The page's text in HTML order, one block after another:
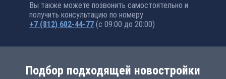
Вы также можете позвонить самостоятельно и
получить консультацию по номеру
+7 (812) 602-44-77 (с 09:00 до 20:00)
Подбор подходящей новостройки